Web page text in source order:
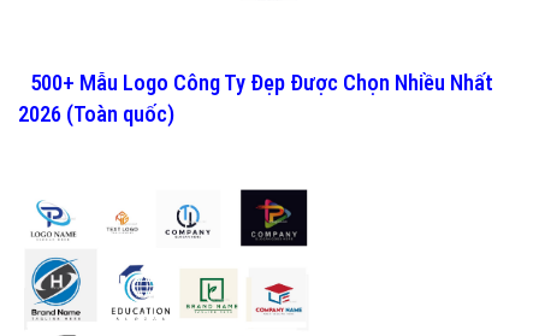
500+ Mẫu Logo Công Ty Đẹp Được Chọn Nhiều Nhất
2026 (Toàn quốc)